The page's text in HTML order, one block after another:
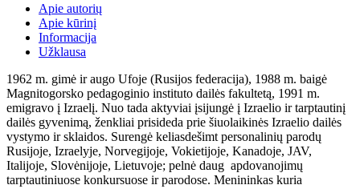
Apie autorių
Apie kūrinį
Informacija
Užklausa
1962 m. gimė ir augo Ufoje (Rusijos federacija), 1988 m. baigė
Magnitogorsko pedagoginio instituto dailės fakultetą, 1991 m.
emigravo į Izraelį. Nuo tada aktyviai įsijungė į Izraelio ir tarptautinį
dailės gyvenimą, ženkliai prisideda prie šiuolaikinės Izraelio dailės
vystymo ir sklaidos. Surengė keliasdešimt personalinių parodų
Rusijoje, Izraelyje, Norvegijoje, Vokietijoje, Kanadoje, JAV,
Italijoje, Slovėnijoje, Lietuvoje; pelnė daug apdovanojimų
tarptautiniuose konkursuose ir parodose. Menininkas kuria